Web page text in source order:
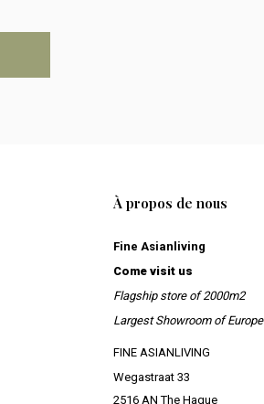
À propos de nous
Fine Asianliving
Come visit us
Flagship store of 2000m2
Largest Showroom of Europe
FINE ASIANLIVING
Wegastraat 33
2516 AN The Hague